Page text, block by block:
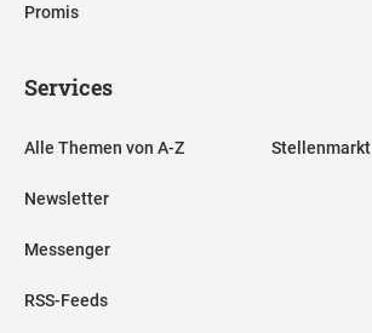
Promis
Services
Alle Themen von A-Z
Newsletter
Messenger
RSS-Feeds
Stellenmarkt